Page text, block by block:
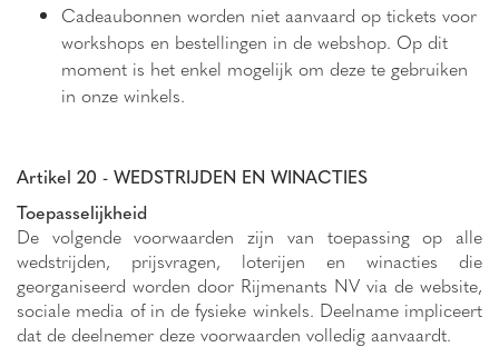
Cadeaubonnen worden niet aanvaard op tickets voor
workshops en bestellingen in de webshop. Op dit
moment is het enkel mogelijk om deze te gebruiken
in onze winkels.
Artikel 20 - WEDSTRIJDEN EN WINACTIES
Toepasselijkheid
De volgende voorwaarden zijn van toepassing op alle
wedstrijden, prijsvragen, loterijen en winacties die
georganiseerd worden door Rijmenants NV via de website,
sociale media of in de fysieke winkels. Deelname impliceert
dat de deelnemer deze voorwaarden volledig aanvaardt.